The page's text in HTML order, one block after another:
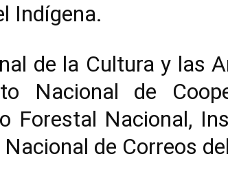
Indígena.
de la Cultura y las
Nacional de
Forestal Nacional,
de Correos